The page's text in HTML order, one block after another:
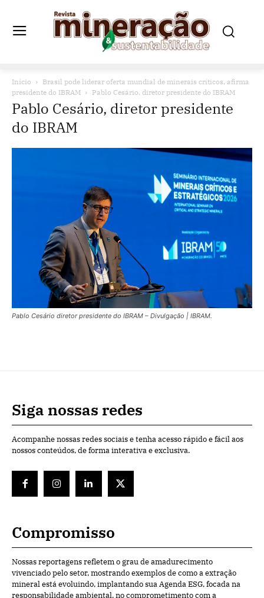
Início
Brasil pode liderar oferta mundial de minerais críticos, afirma
presidente do IBRAM
Pablo Cesário, diretor presidente do IBRAM
Pablo Cesário, diretor presidente
do IBRAM
Pablo Cesário diretor presidente do IBRAM – Divulgação | IBRAM.
Siga nossas redes
Acompanhe nossas redes sociais e tenha acesso rápido e fácil aos
nossos conteúdos, de forma interativa e exclusiva.
Compromisso
Nossas reportagens refletem o grau de amadurecimento
vivenciado pelo setor, mostrando exemplos de como a extração
mineral está evoluindo, implantando sua Agenda ESG, focada na
responsabilidade ambiental, no comprometimento com a